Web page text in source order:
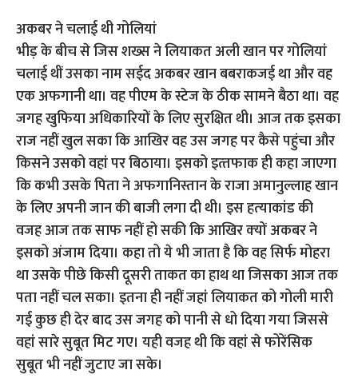
अकबर ने चलाई थी गोलियां
भीड़ के बीच से जिस शख्‍स ने लियाकत अली खान पर गोलियां
चलाई थीं उसका नाम सईद अकबर खान बबराकजई था और वह
एक अफगानी था। वह पीएम के स्टेज के ठीक सामने बैठा था। वह
जगह खुफिया अधिकारियों के लिए सुरक्षित थी। आज तक इसका
राज नहीं खुल सका कि आखिर वह उस जगह पर कैसे पहुंचा और
किसने उसको वहां पर बिठाया। इसको इत्‍तफाक ही कहा जाएगा
कि कभी उसके पिता ने अफगानिस्तान के राजा अमानुल्लाह खान
के लिए अपनी जान की बाजी लगा दी थी। इस हत्‍याकांड की
वजह आज तक साफ नहीं हो सकी कि आखिर क्‍यों अकबर ने
इसको अंजाम दिया। कहा तो ये भी जाता है कि वह सिर्फ मोहरा
था उसके पीछे किसी दूसरी ताकत का हाथ था जिसका आज तक
पता नहीं चल सका। इतना ही नहीं जहां लियाकत को गोली मारी
गई कुछ ही देर बाद उस जगह को पानी से धो दिया गया जिससे
वहां सारे सुबूत मिट गए। यही वजह थी कि वहां से फोरेंसिक
सुबूत भी नहीं जुटाए जा सके।